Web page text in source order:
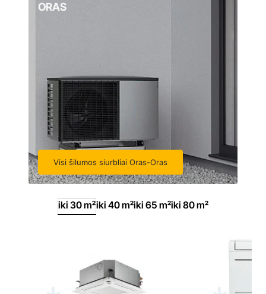
ORAS
Visi šilumos siurbliai Oras-Oras
iki 30 m²iki 40 m²iki 65 m²iki 80 m²